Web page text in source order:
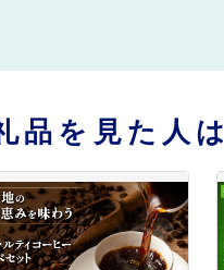
品を見た人